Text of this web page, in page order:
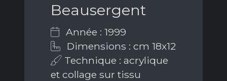
Beausergent
Année : 1999
Dimensions : cm 18x12
Technique : acrylique
et collage sur tissu